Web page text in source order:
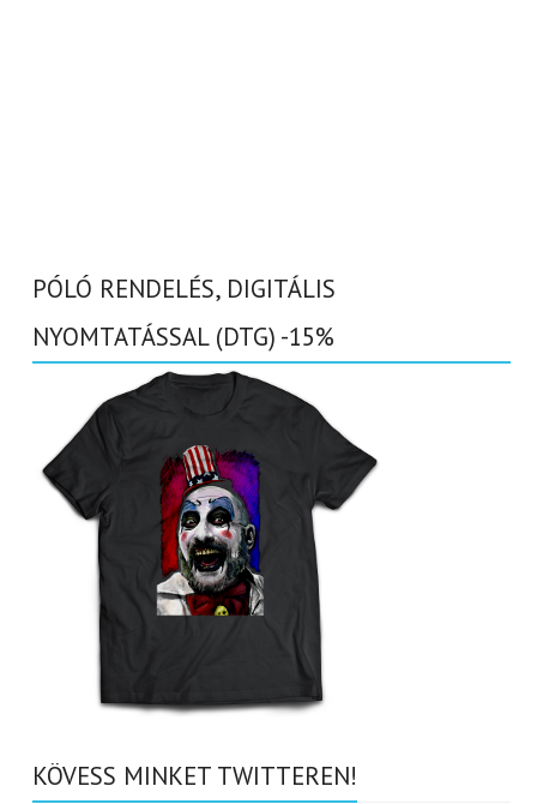
PÓLÓ RENDELÉS, DIGITÁLIS
NYOMTATÁSSAL (DTG) -15%
KÖVESS MINKET TWITTEREN!